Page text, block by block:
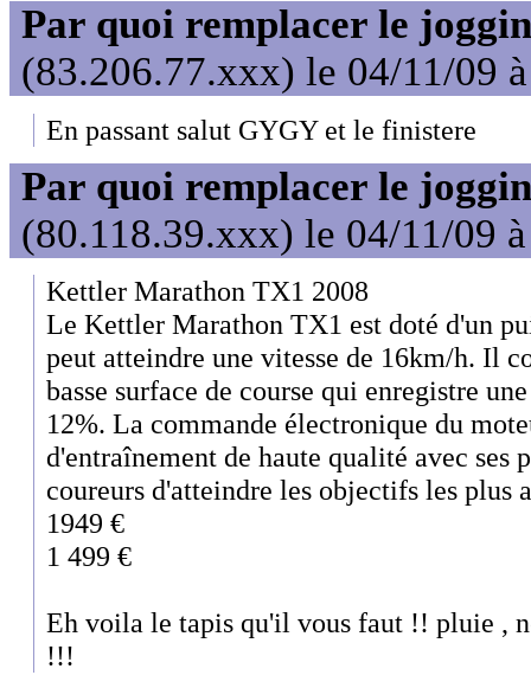
Par quoi remplacer le
(83.206.77.xxx) le 04/11/09
En passant salut GYGY et le finistere
Par quoi remplacer le
(80.118.39.xxx) le 04/11/09
Kettler Marathon TX1 2008
Le Kettler Marathon TX1 est doté d'un
peut atteindre une vitesse de 16km/h. Il
basse surface de course qui enregistre
12%. La commande électronique du
d'entraînement de haute qualité avec ses
coureurs d'atteindre les objectifs les plus
1949 €
1 499 €
Eh voila le tapis qu'il vous faut !! pluie ,
!!!